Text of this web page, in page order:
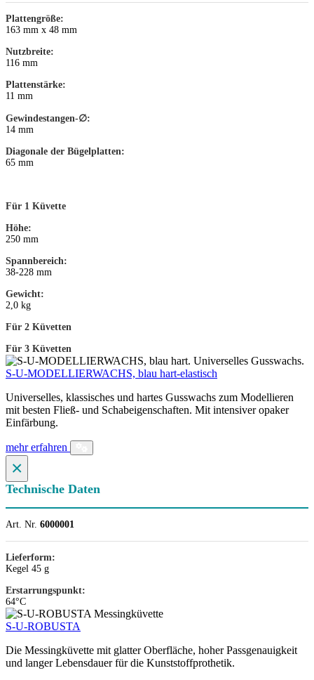
Plattengröße:
163 mm x 48 mm
Nutzbreite:
116 mm
Plattenstärke:
11 mm
Gewindestangen-∅:
14 mm
Diagonale der Bügelplatten:
65 mm
Für 1 Küvette
Höhe:
250 mm
Spannbereich:
38-228 mm
Gewicht:
2,0 kg
Für 2 Küvetten
Für 3 Küvetten
S-U-MODELLIERWACHS, blau hart-elastisch
Universelles, klassisches und hartes Gusswachs zum Modellieren
mit besten Fließ- und Schabeigenschaften. Mit intensiver opaker
Einfärbung.
mehr erfahren
×
Technische Daten
Art. Nr. 6000001
Lieferform:
Kegel 45 g
Erstarrungspunkt:
64°C
S-U-ROBUSTA
Die Messingküvette mit glatter Oberfläche, hoher Passgenauigkeit
und langer Lebensdauer für die Kunststoffprothetik.